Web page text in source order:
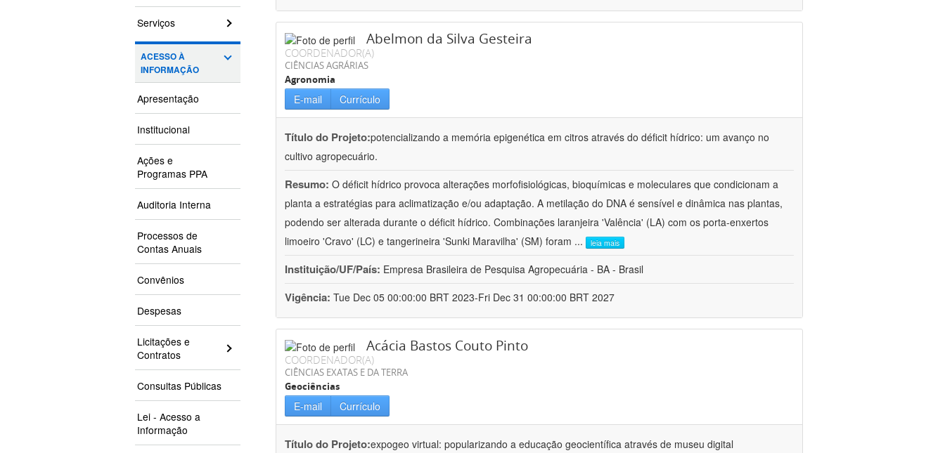
Serviços
ACESSO À
INFORMAÇÃO
Apresentação
Institucional
Ações e
Programas PPA
Auditoria Interna
Processos de
Contas Anuais
Convênios
Despesas
Licitações e
Contratos
Consultas Públicas
Lei - Acesso a
Informação
Abelmon da Silva Gesteira
COORDENADOR(A)
CIÊNCIAS AGRÁRIAS
Agronomia
E-mail Currículo
Título do Projeto:potencializando a memória epigenética em citros através do déficit hídrico: um avanço no
cultivo agropecuário.
Resumo: O déficit hídrico provoca alterações morfofisiológicas, bioquímicas e moleculares que condicionam a
planta a estratégias para aclimatização e/ou adaptação. A metilação do DNA é sensível e dinâmica nas plantas,
podendo ser alterada durante o déficit hídrico. Combinações laranjeira 'Valência' (LA) com os porta-enxertos
limoeiro 'Cravo' (LC) e tangerineira 'Sunki Maravilha' (SM) foram ... leia mais
Instituição/UF/País: Empresa Brasileira de Pesquisa Agropecuária - BA - Brasil
Vigência: Tue Dec 05 00:00:00 BRT 2023-Fri Dec 31 00:00:00 BRT 2027
Acácia Bastos Couto Pinto
COORDENADOR(A)
CIÊNCIAS EXATAS E DA TERRA
Geociências
E-mail Currículo
Título do Projeto:expogeo virtual: popularizando a educação geocientífica através de museu digital